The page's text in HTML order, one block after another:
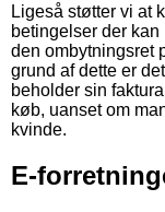
Ligeså støtter vi at
betingelser der
den ombytningsret
grund af dette er
beholder sin
køb, uanset om
kvinde.
E-